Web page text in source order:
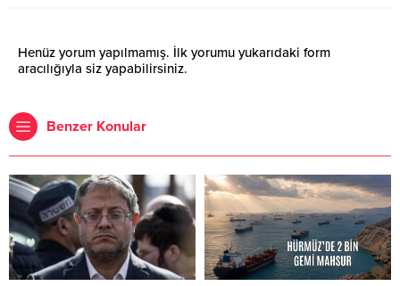
Henüz yorum yapılmamış. İlk yorumu yukarıdaki form
aracılığıyla siz yapabilirsiniz.
Benzer Konular